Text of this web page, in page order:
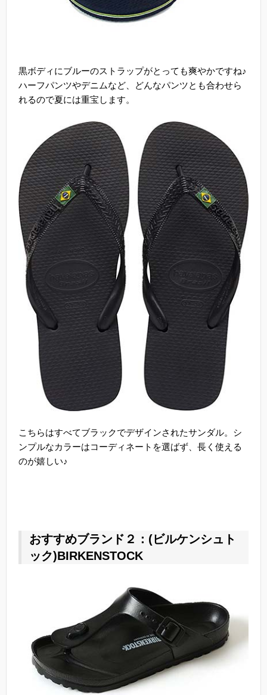
黒ボディにブルーのストラップがとっても爽やかですね♪
ハーフパンツやデニムなど、どんなパンツとも合わせら
れるので夏には重宝します。
こちらはすべてブラックでデザインされたサンダル。シ
ンプルなカラーはコーディネートを選ばず、長く使える
のが嬉しい♪
おすすめブランド２：(ビルケンシュト
ック)BIRKENSTOCK